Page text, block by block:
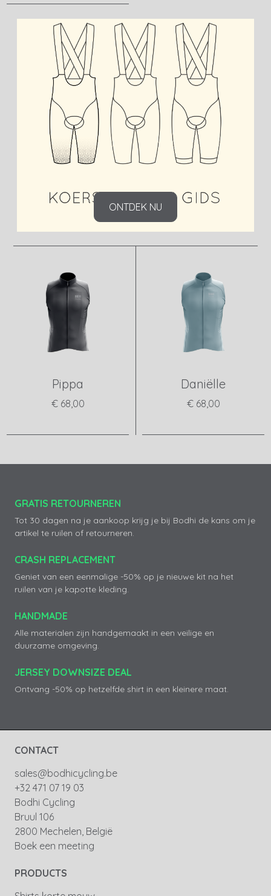
ONTDEK NU
Pippa
€ 68,00
Daniëlle
€ 68,00
GRATIS RETOURNEREN
Tot 30 dagen na je aankoop krijg je bij Bodhi de kans om je
artikel te ruilen of retourneren.
CRASH REPLACEMENT
Geniet van een eenmalige -50% op je nieuwe kit na het
ruilen van je kapotte kleding.
HANDMADE
Alle materialen zijn handgemaakt in een veilige en
duurzame omgeving.
JERSEY DOWNSIZE DEAL
Ontvang -50% op hetzelfde shirt in een kleinere maat.
CONTACT
sales@bodhicycling.be
+32 471 07 19 03
Bodhi Cycling
Bruul 106
2800 Mechelen, België
Boek een meeting
PRODUCTS